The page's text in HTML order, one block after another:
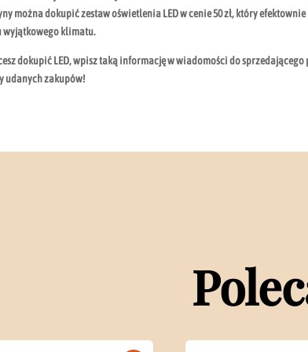
można dokupić zestaw oświetlenia LED w cenie 50 zł, który
wyjątkowego klimatu.
dokupić LED, wpisz taką informację w wiadomości do sprzedającego
udanych zakupów!